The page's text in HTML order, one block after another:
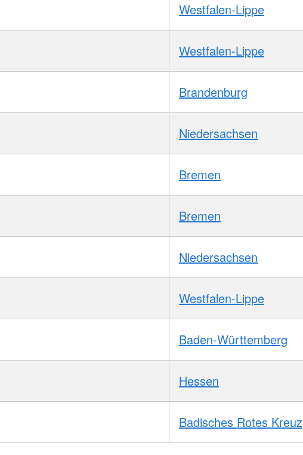
Westfalen-Lippe
Westfalen-Lippe
Brandenburg
Niedersachsen
Bremen
Bremen
Niedersachsen
Westfalen-Lippe
Baden-Württemberg
Hessen
Badisches Rotes Kreuz